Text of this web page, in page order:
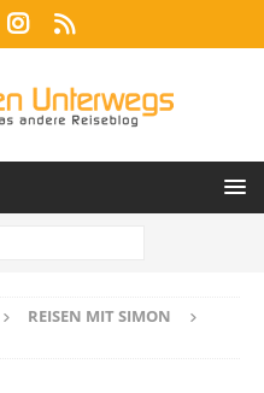
REISEN MIT SIMON